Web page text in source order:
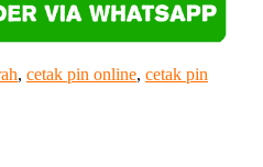
, cetak pin online, cetak pin